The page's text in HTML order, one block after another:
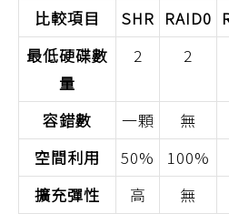
比較項目 SHR RAID0
最低硬碟數
量
2 2
容錯數 一顆 無
空間利用
50% 100%
擴充彈性
高 無